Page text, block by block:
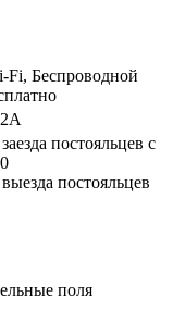
Fi, Беспроводной
постояльцев с
постояльцев
поля